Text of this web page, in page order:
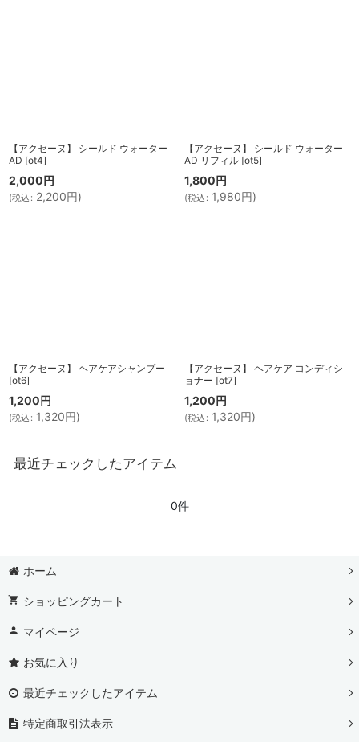
【アクセーヌ】 シールド ウォーター
AD [ot4]
2,000円
(税込 : 2,200円)
【アクセーヌ】 シールド ウォーター
AD リフィル [ot5]
1,800円
(税込 : 1,980円)
【アクセーヌ】 ヘアケアシャンプー
[ot6]
1,200円
(税込 : 1,320円)
【アクセーヌ】 ヘアケア コンディシ
ョナー [ot7]
1,200円
(税込 : 1,320円)
最近チェックしたアイテム
0件
ホーム
ショッピングカート
マイページ
お気に入り
最近チェックしたアイテム
特定商取引法表示